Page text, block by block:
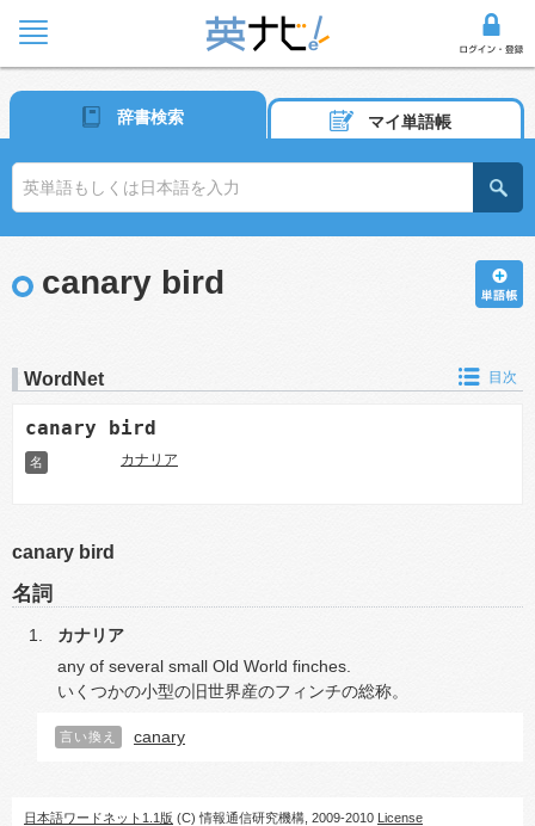
辞書検索 マイ単語帳
canary bird
WordNet 目次
canary bird
名 カナリア
canary bird
名詞
カナリア
any of several small Old World finches.
いくつかの小型の旧世界産のフィンチの総称。
言い換え canary
日本語ワードネット1.1版 (C) 情報通信研究機構, 2009-2010 License